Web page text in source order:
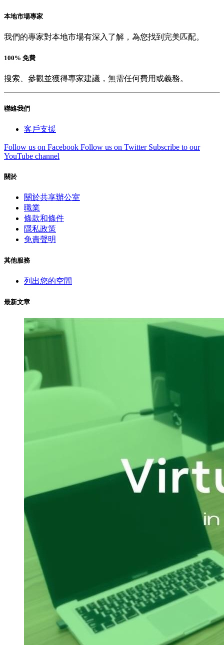
本地市場專家
我們的專家對本地市場有深入了解，為您找到完美匹配。
100% 免費
搜索、參觀並獲得專家建議，無需任何費用或義務。
聯絡我們
客戶支援
Follow us on Facebook Follow us on Twitter Subscribe to our
YouTube channel
關於
關於共享辦公室
職業
條款和條件
隱私政策
免責聲明
其他服務
列出您的空間
最新文章